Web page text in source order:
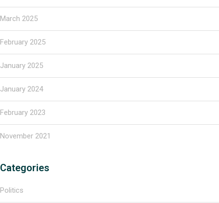
March 2025
February 2025
January 2025
January 2024
February 2023
November 2021
Categories
Politics